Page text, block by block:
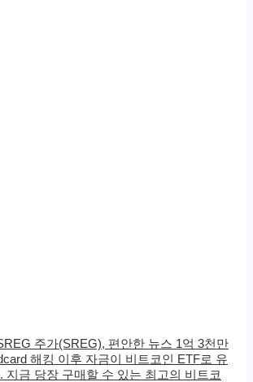
주가(SREG), 편안한 뉴스 1억 3천만
해킹 이후 자금이 비트코인 ​​ETF로 유
지금 당장 구매할 수 있는 최고의 비트코